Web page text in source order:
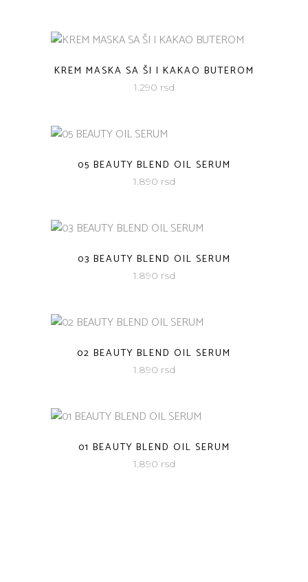
KREM MASKA SA ŠI I KAKAO BUTEROM
1.290 rsd
05 BEAUTY BLEND OIL SERUM
1.890 rsd
03 BEAUTY BLEND OIL SERUM
1.890 rsd
02 BEAUTY BLEND OIL SERUM
1.890 rsd
01 BEAUTY BLEND OIL SERUM
1.890 rsd